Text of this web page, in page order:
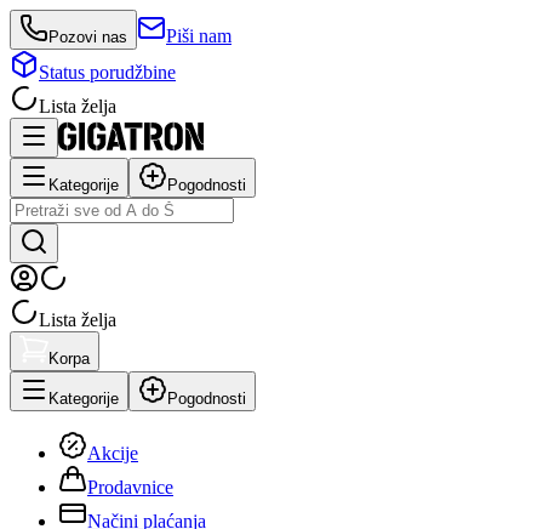
Pozovi nas
Piši nam
Status porudžbine
Lista želja
Kategorije Pogodnosti
Lista želja
Korpa
Kategorije Pogodnosti
Akcije
Prodavnice
Načini plaćanja